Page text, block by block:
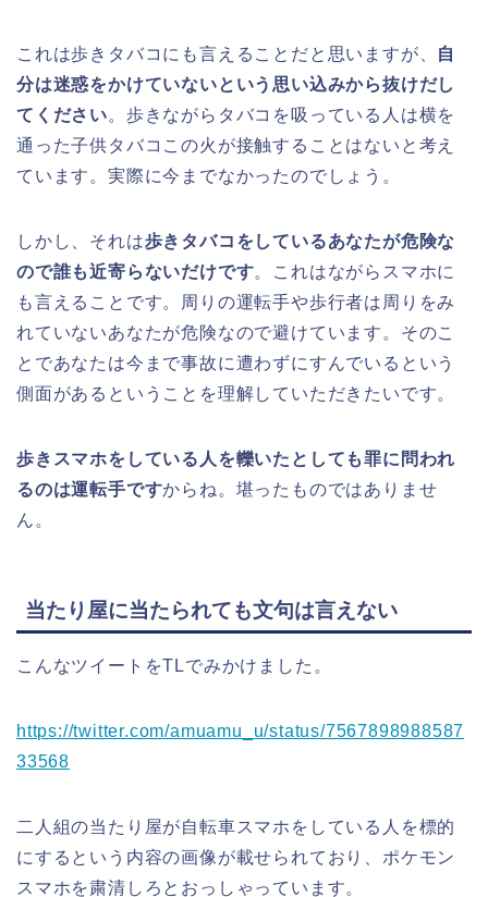
これは歩きタバコにも言えることだと思いますが、 自
分は迷惑をかけていないという思い込みから抜けだし
てください。歩きながらタバコを吸っている人は横を
通った子供タバコこの火が接触することはないと考え
ています。実際に今までなかったのでしょう。
しかし、それは歩きタバコをしているあなたが危険な
ので誰も近寄らないだけです。これはながらスマホに
も言えることです。周りの運転手や歩行者は周りをみ
れていないあなたが危険なので避けています。そのこ
とであなたは今まで事故に遭わずにすんでいるという
側面があるということを理解していただきたいです。
歩きスマホをしている人を轢いたとしても罪に問われ
るのは運転手ですからね。堪ったものではありませ
ん。
当たり屋に当たられても文句は言えない
こんなツイートをTLでみかけました。
https://twitter.com/amuamu_u/status/7567898988587
33568
二人組の当たり屋が自転車スマホをしている人を標的
にするという内容の画像が載せられており、ポケモン
スマホを粛清しろとおっしゃっています。